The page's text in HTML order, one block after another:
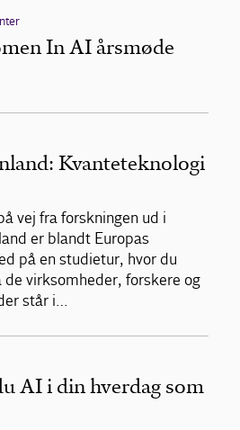
In AI årsmøde
Kvanteteknologi
vej fra forskningen ud i
er blandt Europas
på en studietur, hvor du
virksomheder, forskere og
står i…
AI i din hverdag som